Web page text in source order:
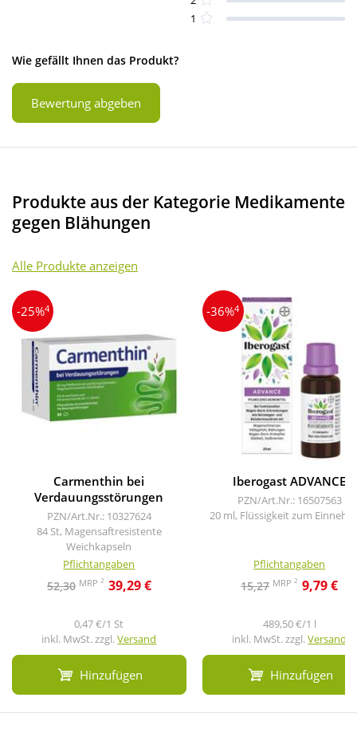
1
Wie gefällt Ihnen das Produkt?
Bewertung abgeben
Produkte aus der Kategorie Medikamente
gegen Blähungen
Alle Produkte anzeigen
-25%4
Carmenthin bei
Verdauungsstörungen
PZN/Art.Nr.: 10327624
84 St, Magensaftresistente
Weichkapseln
Pflichtangaben
52,30 MRP 2 39,29 €
0,47 €/1 St
inkl. MwSt. zzgl.Versand
Hinzufügen
-36%4
Iberogast ADVANCE
PZN/Art.Nr.: 16507563
20 ml, Flüssigkeit zum
Pflichtangaben
15,27 MRP2 9,79 €
489,50 €/1 l
inkl. MwSt. zzgl.Versand
Hinzufügen